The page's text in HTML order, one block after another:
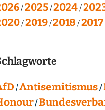
2025 2024
2019 2018 2017
Antisemitismus